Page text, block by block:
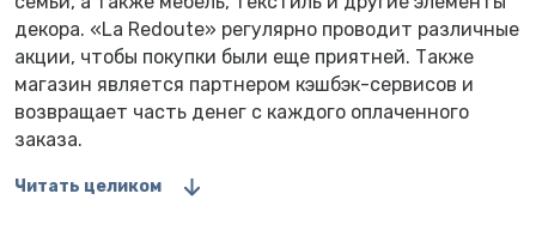
декора. «La Redoute» регулярно проводит различные
акции, чтобы покупки были еще приятней. Также
магазин является партнером кэшбэк-сервисов и
возвращает часть денег с каждого оплаченного
заказа.
Читать целиком